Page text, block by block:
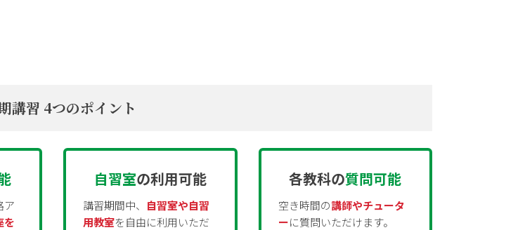
講習 4つのポイント
ア
を
自習室の利用可能
講習期間中、 自習室や自習
用教室を自由に利用いただ
各教科の質問可能
空き時間の講師やチュータ
ーに質問いただけます。